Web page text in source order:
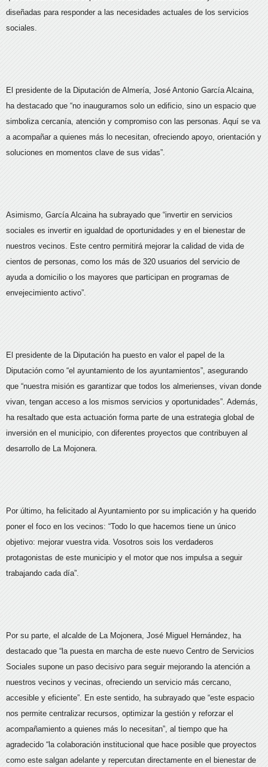
diseñadas para responder a las necesidades actuales de los servicios
sociales.
El presidente de la Diputación de Almería, José Antonio García Alcaina,
ha destacado que “no inauguramos solo un edificio, sino un espacio que
simboliza cercanía, atención y compromiso con las personas. Aquí se va
a acompañar a quienes más lo necesitan, ofreciendo apoyo, orientación y
soluciones en momentos clave de sus vidas”.
Asimismo, García Alcaina ha subrayado que “invertir en servicios
sociales es invertir en igualdad de oportunidades y en el bienestar de
nuestros vecinos. Este centro permitirá mejorar la calidad de vida de
cientos de personas, como los más de 320 usuarios del servicio de
ayuda a domicilio o los mayores que participan en programas de
envejecimiento activo”.
El presidente de la Diputación ha puesto en valor el papel de la
Diputación como “el ayuntamiento de los ayuntamientos”, asegurando
que “nuestra misión es garantizar que todos los almerienses, vivan donde
vivan, tengan acceso a los mismos servicios y oportunidades”. Además,
ha resaltado que esta actuación forma parte de una estrategia global de
inversión en el municipio, con diferentes proyectos que contribuyen al
desarrollo de La Mojonera.
Por último, ha felicitado al Ayuntamiento por su implicación y ha querido
poner el foco en los vecinos: “Todo lo que hacemos tiene un único
objetivo: mejorar vuestra vida. Vosotros sois los verdaderos
protagonistas de este municipio y el motor que nos impulsa a seguir
trabajando cada día”.
Por su parte, el alcalde de La Mojonera, José Miguel Hernández, ha
destacado que “la puesta en marcha de este nuevo Centro de Servicios
Sociales supone un paso decisivo para seguir mejorando la atención a
nuestros vecinos y vecinas, ofreciendo un servicio más cercano,
accesible y eficiente”. En este sentido, ha subrayado que “este espacio
nos permite centralizar recursos, optimizar la gestión y reforzar el
acompañamiento a quienes más lo necesitan”, al tiempo que ha
agradecido “la colaboración institucional que hace posible que proyectos
como este salgan adelante y repercutan directamente en el bienestar de